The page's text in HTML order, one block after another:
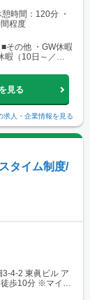
時間：120分 ・
程度
の他 ・GW休暇
（10日～／入
見る
求人・企業情報を見る
タイム制度/
4-2 東眞ビル ア
歩10分 ※マイカ